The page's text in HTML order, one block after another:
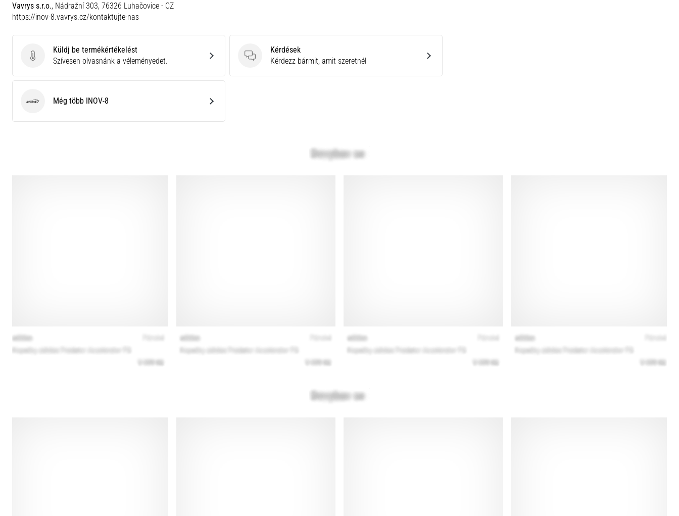
Vavrys s.r.o., Nádražní 303, 76326 Luhačovice - CZ
https://inov-8.vavrys.cz/kontaktujte-nas
Küldj be termékértékelést
Küldj be termékértékelést
Szívesen olvasnánk a véleményedet.
Kérdések
Kérdések
Kérdezz bármit, amit szeretnél
INOV-8Még több INOV-8